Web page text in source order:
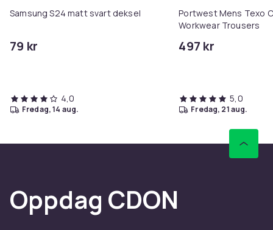
Samsung S24 matt svart deksel
79 kr
4,0
fredag, 14 aug.
Portwest Mens Texo
Workwear Trousers
497 kr
5,0
fredag, 21 aug.
Oppdag CDON